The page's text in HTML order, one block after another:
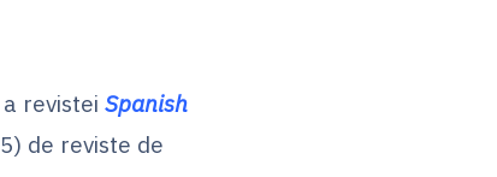
revistei Spanish
de reviste de